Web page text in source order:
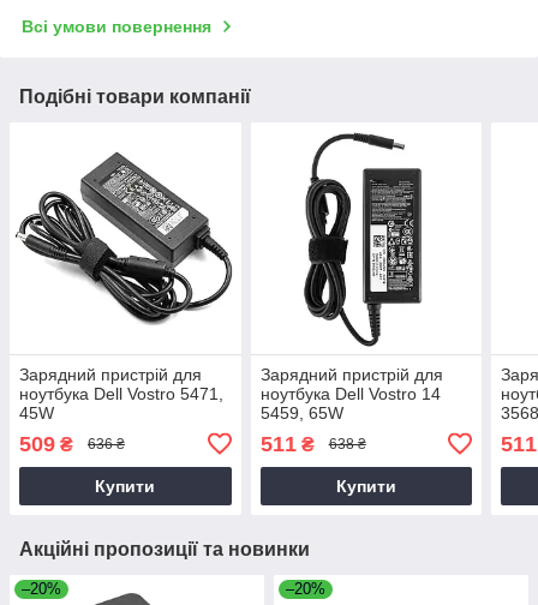
Всі умови повернення
Подібні товари компанії
Зарядний пристрій для
ноутбука Dell Vostro 5471,
45W
509 ₴ 636 ₴
Купити
Зарядний пристрій для
ноутбука Dell Vostro 14
5459, 65W
511₴ 638 ₴
Купити
511
Акційні пропозиції та новинки
–20% –20%